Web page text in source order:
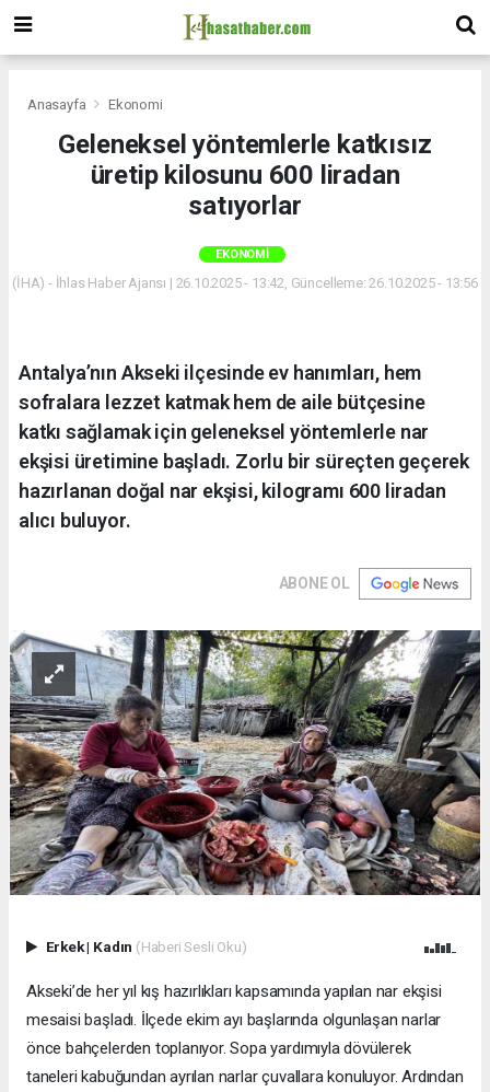
Anasayfa Ekonomi
Geleneksel yöntemlerle katkısız
üretip kilosunu 600 liradan
satıyorlar
EKONOMI
(İHA) - İhlas Haber Ajansı | 26.10.2025 - 13:42, Güncelleme: 26.10.2025 - 13:56
Antalya’nın Akseki ilçesinde ev hanımları, hem
sofralara lezzet katmak hem de aile bütçesine
katkı sağlamak için geleneksel yöntemlerle nar
ekşisi üretimine başladı. Zorlu bir süreçten geçerek
hazırlanan doğal nar ekşisi, kilogramı 600 liradan
alıcı buluyor.
ABONE OL
Erkek| Kadın (Haberi Sesli Oku)
Akseki’de her yıl kış hazırlıkları kapsamında yapılan nar ekşisi
mesaisi başladı. İlçede ekim ayı başlarında olgunlaşan narlar
önce bahçelerden toplanıyor. Sopa yardımıyla dövülerek
taneleri kabuğundan ayrılan narlar çuvallara konuluyor. Ardından